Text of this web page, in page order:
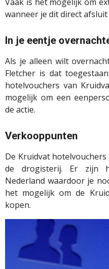
wanneer je dit direct
In je eentje
Als je alleen wilt
Fletcher is dat
hotelvouchers van
mogelijk om een
de actie.
Verkooppunten
De Kruidvat
de drogisterij. Er zijn
Nederland waardoor je
het mogelijk om de
kopen.